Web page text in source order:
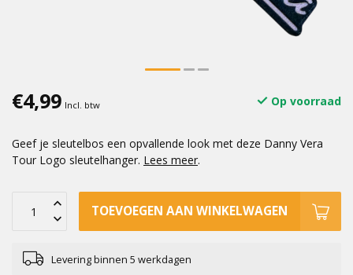
€4,99 Incl. btw Op voorraad
Geef je sleutelbos een opvallende look met deze Danny Vera
Tour Logo sleutelhanger. Lees meer.
TOEVOEGEN AAN WINKELWAGEN
Levering binnen 5 werkdagen